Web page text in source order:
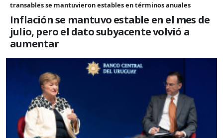
transables se mantuvieron estables en términos anuales
Inflación se mantuvo estable en el mes de
julio, pero el dato subyacente volvió a
aumentar